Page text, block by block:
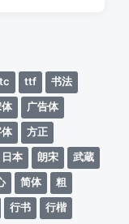
ttf
书法
广告体
方正
日本 朗宋
武蔵
简体
粗
行书
行楷